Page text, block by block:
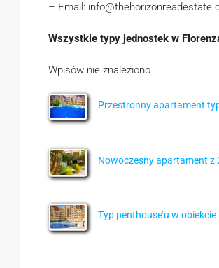
– Email:
Wszystkie typy jednostek w
Wpisów nie znaleziono
Przestronny apartament
Nowoczesny apartament z
Typ penthouse’u w